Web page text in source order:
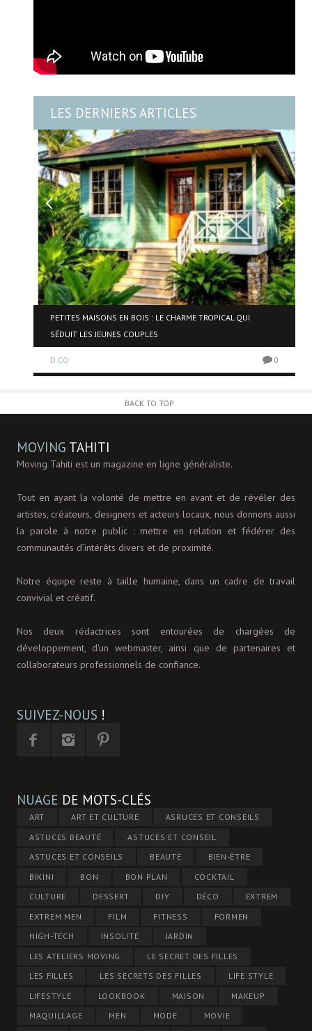
LES DERNIERS ARTICLES
PETITES MAISONS EN BOIS : LE CHARME TROPICAL QUI
SÉDUIT LES JEUNES COUPLES
D.CO 0
BACK TO TOP
MOVING TAHITI
Moving Tahiti est un magazine en ligne généraliste.
Tout en ayant la volonté de mettre en avant et de révéler des
artistes, créateurs, designers et acteurs locaux, nous donnons aussi
la parole à notre public : mettre en relation et fédérer des
communautés d’intérêts divers et de proximité.
Notre équipe reste à taille humaine, dans un cadre de travail
convivial et créatif.
Nos deux rédactrices sont entourées de chargées de
développement, d'un webmaster, ainsi que de partenaires et
collaborateurs professionnels de confiance.
SUIVEZ-NOUS !
NUAGE DE MOTS-CLÉS
ART ART ET CULTURE
ASRUCES ET CONSEILS
ASTUCES BEAUTÉ
ASTUCES ET CONSEIL
ASTUCES ET CONSEILS
BEAUTÉ
BIEN-ÊTRE
BIKINI
BON BON PLAN
COCKTAIL
CULTURE
DESSERT DIY DÉCO
EXTREM
EXTREM MEN
FILM FITNESS
FORMEN
HIGH-TECH
INSOLITE
JARDIN
LES ATELIERS MOVING
LE SECRET DES FILLES
LES FILLES
LES SECRETS DES FILLES
LIFE STYLE
LIFESTYLE
LOOKBOOK MAISON
MAKEUP
MAQUILLAGE
MEN MODE
MOVIE